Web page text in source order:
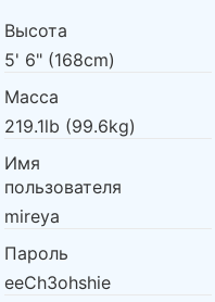
Высота
5' 6" (168cm)
Масса
219.1lb (99.6kg)
Имя
пользователя
mireya
Пароль
eeCh3ohshie